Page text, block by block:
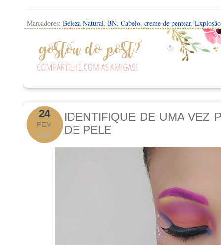
Marcadores: Beleza Natural, BN, Cabelo, creme de pentear,
24
FEV
2020
IDENTIFIQUE DE UMA VEZ
DE PELE